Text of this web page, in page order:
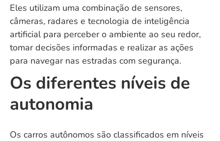
Eles utilizam uma combinação de sensores,
câmeras, radares e tecnologia de inteligência
artificial para perceber o ambiente ao seu redor,
tomar decisões informadas e realizar as ações
para navegar nas estradas com segurança.
Os diferentes níveis de
autonomia
Os carros autônomos são classificados em níveis